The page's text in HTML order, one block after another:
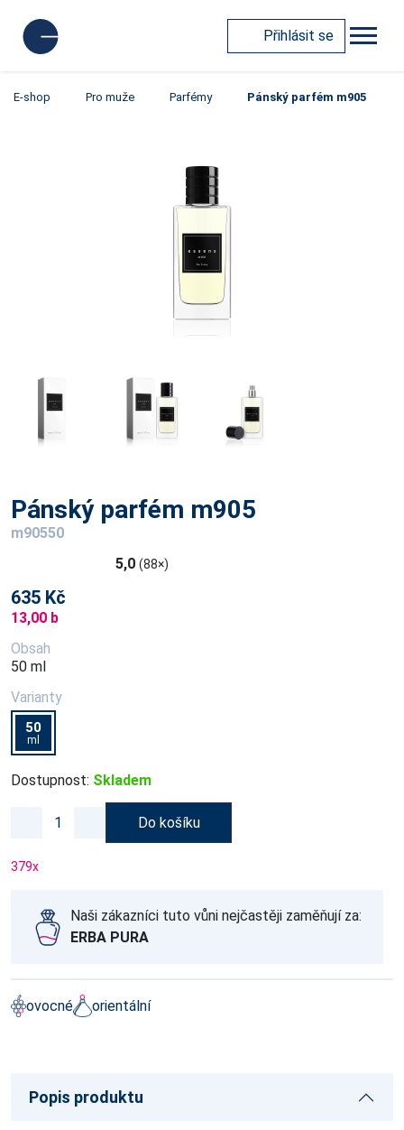
Přihlásit se
E-shop Pro muže Parfémy Pánský parfém m905
Pánský parfém m905
m90550
5,0 (88×)
635 Kč
13,00 b
Obsah
50 ml
Varianty
50
ml
Dostupnost: Skladem
Do košíku
379x
Naši zákazníci tuto vůni nejčastěji zaměňují za:
ERBA PURA
ovocné orientální
Popis produktu